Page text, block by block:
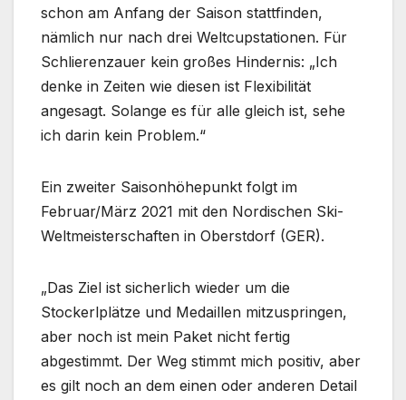
schon am Anfang der Saison stattfinden,
nämlich nur nach drei Weltcupstationen. Für
Schlierenzauer kein großes Hindernis: „Ich
denke in Zeiten wie diesen ist Flexibilität
angesagt. Solange es für alle gleich ist, sehe
ich darin kein Problem.“
Ein zweiter Saisonhöhepunkt folgt im
Februar/März 2021 mit den Nordischen Ski-
Weltmeisterschaften in Oberstdorf (GER).
„Das Ziel ist sicherlich wieder um die
Stockerlplätze und Medaillen mitzuspringen,
aber noch ist mein Paket nicht fertig
abgestimmt. Der Weg stimmt mich positiv, aber
es gilt noch an dem einen oder anderen Detail